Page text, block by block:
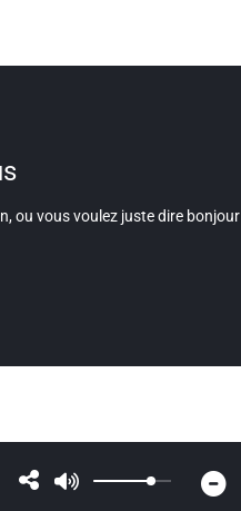
ou vous voulez juste dire bonjour